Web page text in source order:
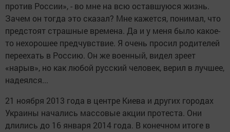
против России», - во мне на всю оставшуюся жизнь.
Зачем он тогда это сказал? Мне кажется, понимал, что
предстоят страшные времена. Да и у меня было какое-
то нехорошее предчувствие. Я очень просил родителей
переехать в Россию. Он же военный, видел зреет
«нарыв», но как любой русский человек, верил в лучшее,
надеялся...
21 ноября 2013 года в центре Киева и других городах
Украины начались массовые акции протеста. Они
длились до 16 января 2014 года. В конечном итоге в